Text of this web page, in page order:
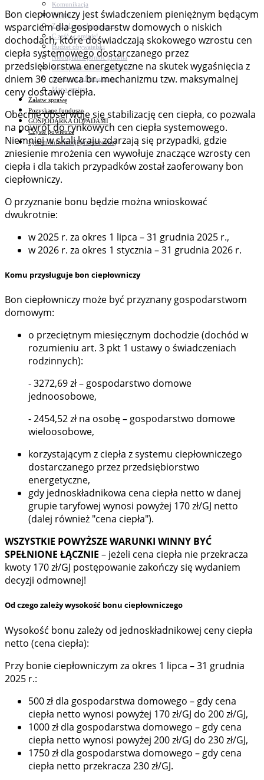
Komunikacja
Parafie
Zarządzanie kryzysowe
C.ześć w gminie!
Budżet obywatelski
Nieodpłatna pomoc prawna
Niezbędnik mieszkańca PDF
Aplikacja mMieszkaniec
Mapa gminy
Załatw sprawę
Pozyskane fundusze
GOSPODARKA ODPADAMI
Czyste powietrze
System Informacji przestrzennej
Bon ciepłowniczy jest świadczeniem pieniężnym będącym
wsparciem dla gospodarstw domowych o niskich
dochodach, które doświadczają skokowego wzrostu cen
ciepła systemowego dostarczanego przez
przedsiębiorstwa energetyczne na skutek wygaśnięcia z
dniem 30 czerwca br. mechanizmu tzw. maksymalnej
ceny dostawy ciepła.
Obecnie obserwuje się stabilizację cen ciepła, co pozwala
na powrót do rynkowych cen ciepła systemowego.
Niemniej w skali kraju zdarzają się przypadki, gdzie
zniesienie mrożenia cen wywołuje znaczące wzrosty cen
ciepła i dla takich przypadków został zaoferowany bon
ciepłowniczy.
O przyznanie bonu będzie można wnioskować
dwukrotnie:
w 2025 r. za okres 1 lipca – 31 grudnia 2025 r.,
w 2026 r. za okres 1 stycznia – 31 grudnia 2026 r.
Komu przysługuje bon ciepłowniczy
Bon ciepłowniczy może być przyznany gospodarstwom
domowym:
o przeciętnym miesięcznym dochodzie (dochód w
rozumieniu art. 3 pkt 1 ustawy o świadczeniach
rodzinnych):
- 3272,69 zł – gospodarstwo domowe
jednoosobowe,
- 2454,52 zł na osobę – gospodarstwo domowe
wieloosobowe,
korzystającym z ciepła z systemu ciepłowniczego
dostarczanego przez przedsiębiorstwo
energetyczne,
gdy jednoskładnikowa cena ciepła netto w danej
grupie taryfowej wynosi powyżej 170 zł/GJ netto
(dalej również "cena ciepła").
WSZYSTKIE POWYŻSZE WARUNKI WINNY BYĆ
SPEŁNIONE ŁĄCZNIE – jeżeli cena ciepła nie przekracza
kwoty 170 zł/GJ postępowanie zakończy się wydaniem
decyzji odmownej!
Od czego zależy wysokość bonu ciepłowniczego
Wysokość bonu zależy od jednoskładnikowej ceny ciepła
netto (cena ciepła):
Przy bonie ciepłowniczym za okres 1 lipca – 31 grudnia
2025 r.:
500 zł dla gospodarstwa domowego – gdy cena
ciepła netto wynosi powyżej 170 zł/GJ do 200 zł/GJ,
1000 zł dla gospodarstwa domowego – gdy cena
ciepła netto wynosi powyżej 200 zł/GJ do 230 zł/GJ,
1750 zł dla gospodarstwa domowego – gdy cena
ciepła netto przekracza 230 zł/GJ.